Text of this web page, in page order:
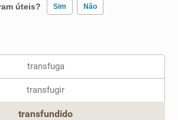
úteis? Sim Não
apresentados me ajudou
transfuga
transfugir
transfundido